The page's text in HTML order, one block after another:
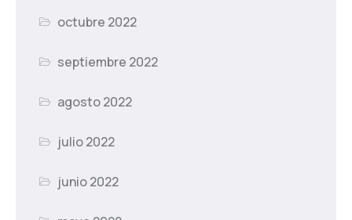
octubre 2022
septiembre 2022
agosto 2022
julio 2022
junio 2022